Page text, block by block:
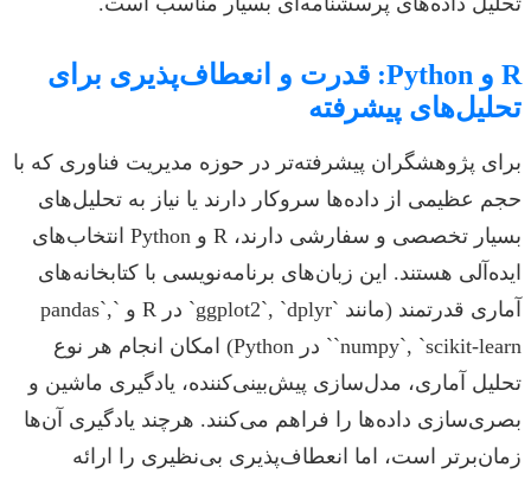
R و Python: قدرت و انعطاف‌پذیری برای
تحلیل‌های پیشرفته
برای پژوهشگران پیشرفته‌تر در حوزه مدیریت فناوری که با
حجم عظیمی از داده‌ها سروکار دارند یا نیاز به تحلیل‌های
بسیار تخصصی و سفارشی دارند، R و Python انتخاب‌های
ایده‌آلی هستند. این زبان‌های برنامه‌نویسی با کتابخانه‌های
آماری قدرتمند (مانند `ggplot2`, `dplyr` در R و `pandas`,
`numpy`, `scikit-learn` در Python) امکان انجام هر نوع
تحلیل آماری، مدل‌سازی پیش‌بینی‌کننده، یادگیری ماشین و
بصری‌سازی داده‌ها را فراهم می‌کنند. هرچند یادگیری آن‌ها
زمان‌برتر است، اما انعطاف‌پذیری بی‌نظیری را ارائه